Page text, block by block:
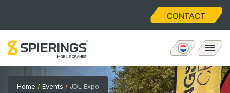
CONTACT
Mobiele torenkraan
Home / Events / JDL Expo